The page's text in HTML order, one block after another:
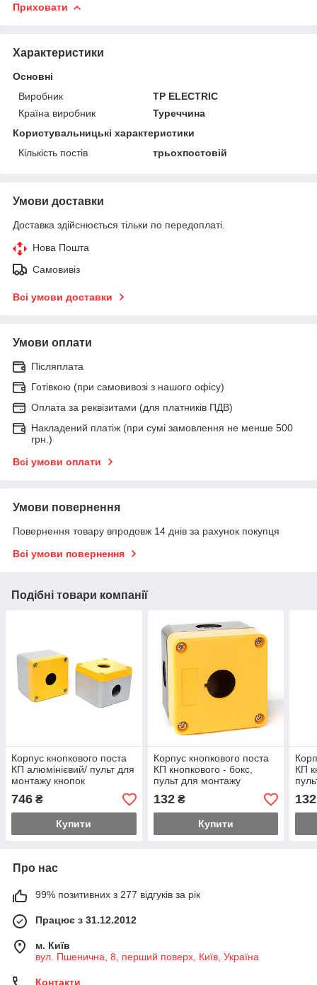
Приховати
Характеристики
Основні
Виробник
TP ELECTRIC
Країна виробник
Туреччина
Користувальницькі характеристики
Кількість постів
трьохпостовій
Умови доставки
Доставка здійснюється тільки по передоплаті.
Нова Пошта
Самовивіз
Всі умови доставки
Умови оплати
Післяплата
Готівкою (при самовивозі з нашого офісу)
Оплата за реквізитами (для платників ПДВ)
Накладений платіж (при сумі замовлення не менше 500
грн.)
Всі умови оплати
Умови повернення
Повернення товару впродовж 14 днів за рахунок покупця
Всі умови повернення
Подібні товари компанії
Корпус кнопкового поста
КП алюмінієвий/ пульт для
монтажу кнопок
металевий
746 ₴
Купити
Корпус кнопкового поста
КП кнопкового - бокс,
пульт для монтажу
керуючих кнопок,
перемикачів, лампочок
132₴
Купити
КП
132
Про нас
99% позитивних з 277 відгуків за рік
Працює з 31.12.2012
м. Київ
вул. Пшенична, 8, перший поверх, Київ, Україна
Контакти